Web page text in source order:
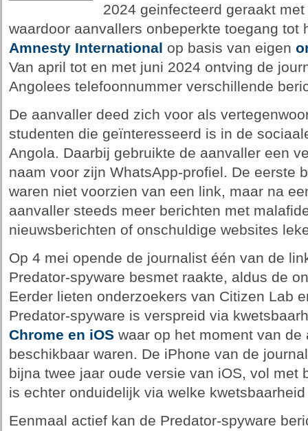
2024 geinfecteerd geraakt
waardoor aanvallers onbeperkte toegang tot
Amnesty International op basis van eigen
Van april tot en met juni 2024 ontving de
Angolees telefoonnummer verschillende
De aanvaller deed zich voor als
studenten die geïnteresseerd is in de
Angola. Daarbij gebruikte de aanvaller een
naam voor zijn WhatsApp-profiel. De eerste
waren niet voorzien van een link, maar na
aanvaller steeds meer berichten met
nieuwsberichten of onschuldige websites
Op 4 mei opende de journalist één van de
Predator-spyware besmet raakte, aldus de
Eerder lieten onderzoekers van Citizen Lab
Predator-spyware is verspreid via
Chrome en iOSwaar op het moment van de
beschikbaar waren. De iPhone van de
bijna twee jaar oude versie van iOS, vol met
is echter onduidelijk via welke
Eenmaal actief kan de Predator-spyware